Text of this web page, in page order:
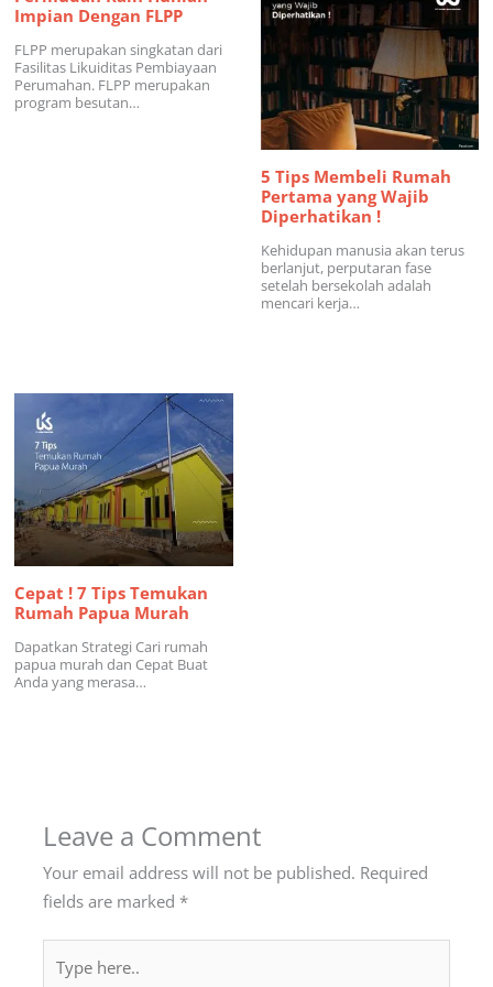
Impian Dengan FLPP
FLPP merupakan singkatan dari
Fasilitas Likuiditas Pembiayaan
Perumahan. FLPP merupakan
program besutan…
5 Tips Membeli Rumah
Pertama yang Wajib
Diperhatikan !
Kehidupan manusia akan terus
berlanjut, perputaran fase
setelah bersekolah adalah
mencari kerja…
Cepat ! 7 Tips Temukan
Rumah Papua Murah
Dapatkan Strategi Cari rumah
papua murah dan Cepat Buat
Anda yang merasa…
Leave a Comment
Your email address will not be published. Required
fields are marked *
here..